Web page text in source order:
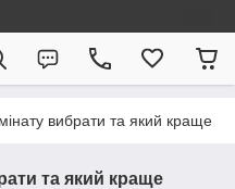
вибрати та який краще
та який краще